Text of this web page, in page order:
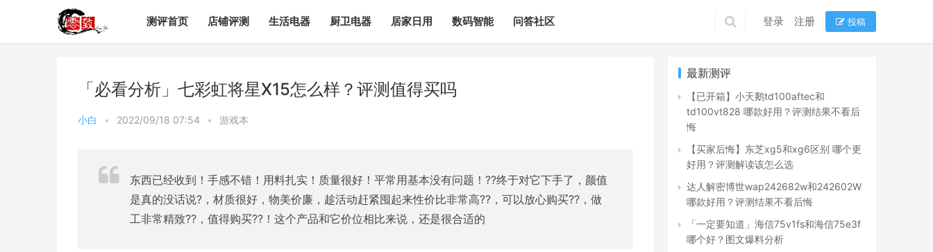
测评首页 店铺评测 生活电器 厨卫电器 居家日用 数码智能 问答社区 登录 注册 投稿
「必看分析」七彩虹将星X15怎么样？评测值得买吗
小白 • 2022/09/18 07:54 • 游戏本
东西已经收到！手感不错！用料扎实！质量很好！平常用基本没有问题！??终于对它下手了，颜值
是真的没话说?，材质很好，物美价廉，趁活动赶紧囤起来性价比非常高??，可以放心购买??，做
工非常精致??，值得购买??！这个产品和它价位相比来说，还是很合适的
最新测评
【已开箱】小天鹅td100aftec和
td100vt828 哪款好用？评测结果不看后
悔
【买家后悔】东芝xg5和xg6区别 哪个更
好用？评测解读该怎么选
达人解密博世wap242682w和242602W
哪款好用？评测结果不看后悔
「一定要知道」海信75v1fs和海信75e3f
哪个好？图文爆料分析